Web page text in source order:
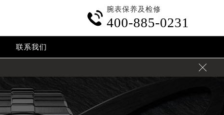

腕表保养及检修
400-885-0231
联系我们
